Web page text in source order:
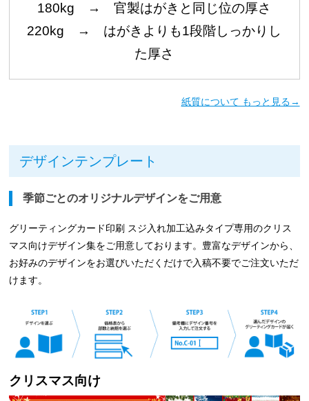
180kg → 官製はがきと同じ位の厚さ
220kg → はがきよりも1段階しっかりし
た厚さ
紙質について もっと見る→
デザインテンプレート
季節ごとのオリジナルデザインをご用意
グリーティングカード印刷 スジ入れ加工込みタイプ専用のクリス
マス向けデザイン集をご用意しております。豊富なデザインから、
お好みのデザインをお選びいただくだけで入稿不要でご注文いただ
けます。
クリスマス向け